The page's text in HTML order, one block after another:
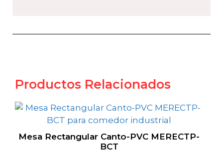
Productos Relacionados
Mesa Rectangular Canto-PVC MERECTP-
BCT